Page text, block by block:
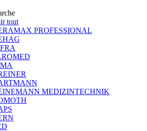
tout
PROFESSIONAL
MEDIZINTECHNIK